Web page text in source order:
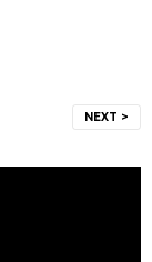
NEXT >